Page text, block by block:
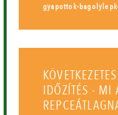
gyapottok-
IDŐZÍTÉS - MI